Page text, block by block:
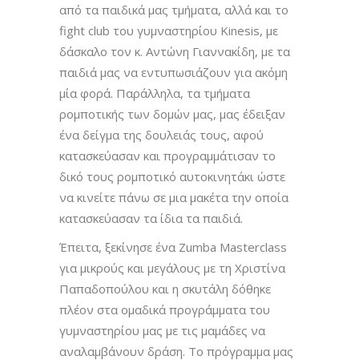
από τα παιδικά μας τμήματα, αλλά και το
fight club του γυμναστηρίου Kinesis, με
δάσκαλο τον κ. Αντώνη Γιαννακίδη, με τα
παιδιά μας να εντυπωσιάζουν για ακόμη
μία φορά. Παράλληλα, τα τμήματα
ρομποτικής των δομών μας, μας έδειξαν
ένα δείγμα της δουλειάς τους, αφού
κατασκεύασαν και προγραμμάτισαν το
δικό τους ρομποτικό αυτοκινητάκι ώστε
να κινείτε πάνω σε μια μακέτα την οποία
κατασκεύασαν τα ίδια τα παιδιά.
Έπειτα, ξεκίνησε ένα Zumba Masterclass
για μικρούς και μεγάλους με τη Χριστίνα
Παπαδοπούλου και η σκυτάλη δόθηκε
πλέον στα ομαδικά προγράμματα του
γυμναστηρίου μας με τις μαμάδες να
αναλαμβάνουν δράση. Το πρόγραμμα μας